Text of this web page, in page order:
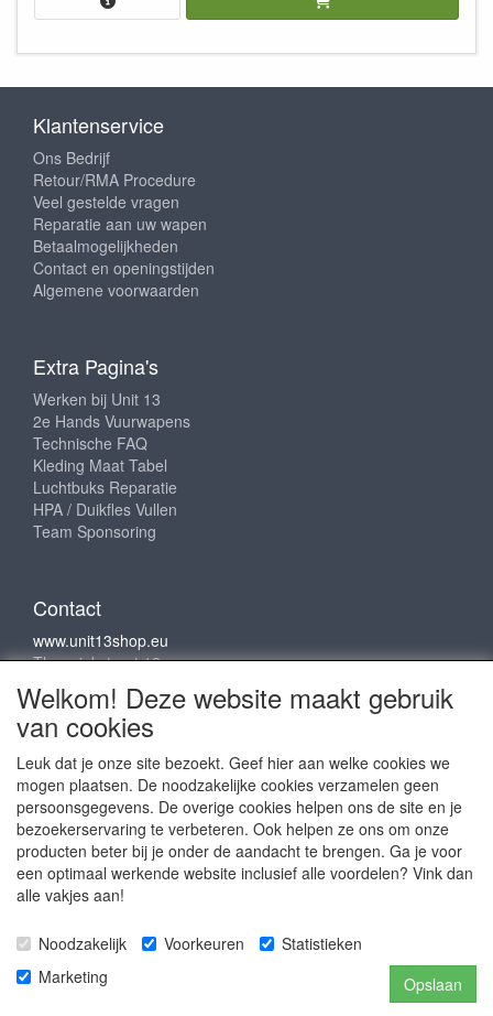
Klantenservice
Ons Bedrijf
Retour/RMA Procedure
Veel gestelde vragen
Reparatie aan uw wapen
Betaalmogelijkheden
Contact en openingstijden
Algemene voorwaarden
Extra Pagina's
Werken bij Unit 13
2e Hands Vuurwapens
Technische FAQ
Kleding Maat Tabel
Luchtbuks Reparatie
HPA / Duikfles Vullen
Team Sponsoring
Contact
www.unit13shop.eu
Thermiekstraat 12
6361 HB Nuth
info@unit13shop.eu
Sociale media
RESERVED to © Unit 13 Outdoor Adventures
Copyright © Copy claim on the name and logo Unit 13
shop or anything else on the website
Welkom! Deze website maakt gebruik
van cookies
Leuk dat je onze site bezoekt. Geef hier aan welke cookies we
mogen plaatsen. De noodzakelijke cookies verzamelen geen
persoonsgegevens. De overige cookies helpen ons de site en je
bezoekerservaring te verbeteren. Ook helpen ze ons om onze
producten beter bij je onder de aandacht te brengen. Ga je voor
een optimaal werkende website inclusief alle voordelen? Vink dan
alle vakjes aan!
Noodzakelijk Voorkeuren
Statistieken
Marketing
Opslaan